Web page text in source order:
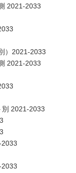
2021-2033
）2021-2033
2021-2033
別 2021-2033